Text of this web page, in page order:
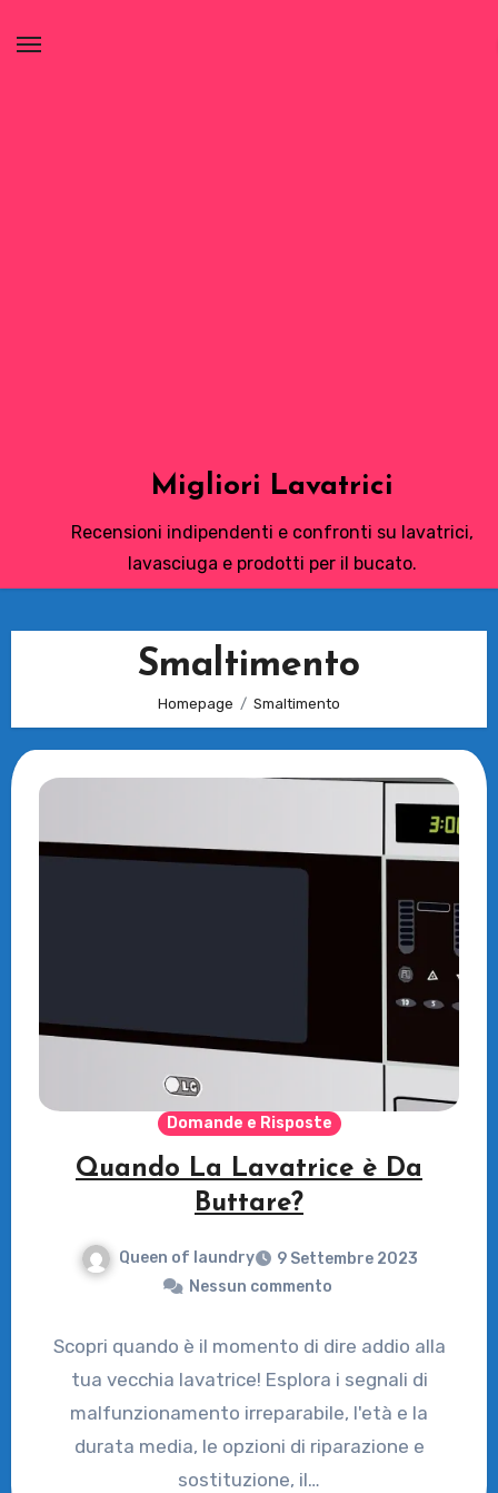
Migliori Lavatrici
Recensioni indipendenti e confronti su lavatrici,
lavasciuga e prodotti per il bucato.
Smaltimento
Homepage Smaltimento
Domande e Risposte
Quando La Lavatrice è Da
Buttare?
Queen of laundry
9 Settembre 2023
Nessun commento
Scopri quando è il momento di dire addio alla
tua vecchia lavatrice! Esplora i segnali di
malfunzionamento irreparabile, l'età e la
durata media, le opzioni di riparazione e
sostituzione, il…